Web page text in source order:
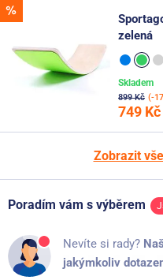
zelená
899 Kč (-
749 Kč
Skladem
Zobrazit
Poradím vám s výběrem
Nevíte si rady?
jakýmkoliv